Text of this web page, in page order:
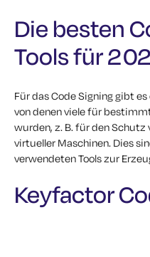
Die besten
Tools für
Für das Code Signing gibt
von denen viele für
wurden, z. B. für den Schutz
virtueller Maschinen. Dies
verwendeten Tools zur
Keyfactor